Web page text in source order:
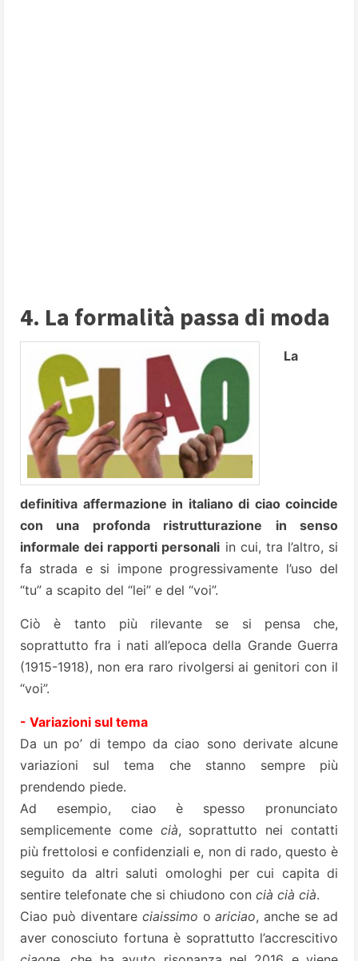
4. La formalità passa di moda
La
definitiva affermazione in italiano di ciao coincide
con una profonda ristrutturazione in senso
informale dei rapporti personali in cui, tra l’altro, si
fa strada e si impone progressivamente l’uso del
“tu” a scapito del “lei” e del “voi”.
Ciò è tanto più rilevante se si pensa che,
soprattutto fra i nati all’epoca della Grande Guerra
(1915-1918), non era raro rivolgersi ai genitori con il
“voi”.
- Variazioni sul tema
Da un po’ di tempo da ciao sono derivate alcune
variazioni sul tema che stanno sempre più
prendendo piede.
Ad esempio, ciao è spesso pronunciato
semplicemente come cià, soprattutto nei contatti
più frettolosi e confidenziali e, non di rado, questo è
seguito da altri saluti omologhi per cui capita di
sentire telefonate che si chiudono con cià cià cià.
Ciao può diventare ciaissimo oariciao, anche se ad
aver conosciuto fortuna è soprattutto l’accrescitivo